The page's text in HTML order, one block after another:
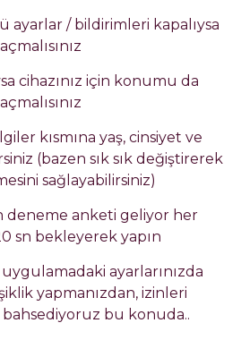
ayarlar / bildirimleri kapalıysa
açmalısınız
cihazınız için konumu da
açmalısınız
kısmına yaş, cinsiyet ve
(bazen sık sık değiştirerek
sağlayabilirsiniz)
deneme anketi geliyor her
sn bekleyerek yapın
uygulamadaki ayarlarınızda
yapmanızdan, izinleri
bahsediyoruz bu konuda..